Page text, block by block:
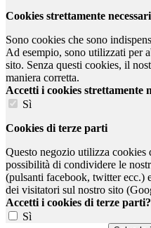
Cookies strettamente necessari
Sono cookies che sono
Ad esempio, sono utilizzati per
sito. Senza questi cookies, il
maniera corretta.
Accetti i cookies strettamente
Sì
Cookies di terze parti
Questo negozio utilizza cookies
possibilità di condividere le
(pulsanti facebook, twitter ecc.)
dei visitatori sul nostro sito
Accetti i cookies di terze parti?
Sì